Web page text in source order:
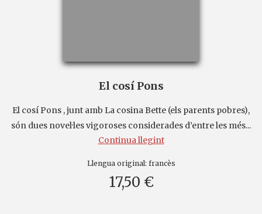
El cosí Pons
El cosí Pons , junt amb La cosina Bette (els parents pobres),
són dues novel·les vigoroses considerades d’entre les més...
Continua llegint
Llengua original: francès
17,50 €